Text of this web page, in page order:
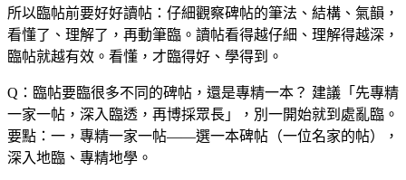
所以臨帖前要好好讀帖：仔細觀察碑帖的筆法、結構、氣韻，
看懂了、理解了，再動筆臨。讀帖看得越仔細、理解得越深，
臨帖就越有效。看懂，才臨得好、學得到。
Q：臨帖要臨很多不同的碑帖，還是專精一本？ 建議「先專精
一家一帖，深入臨透，再博採眾長」，別一開始就到處亂臨。
要點：一，專精一家一帖——選一本碑帖（一位名家的帖），
深入地臨、專精地學。